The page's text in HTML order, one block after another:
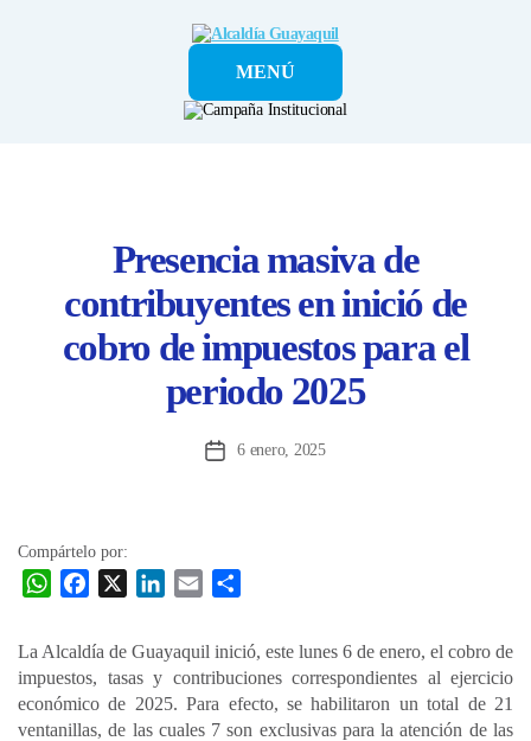
Alcaldía
GuayaquilMENÚ
Presencia masiva de
contribuyentes en inició de
cobro de impuestos para el
periodo 2025
Fecha6 enero, 2025
Compártelo por:
W
s
A
c
b
o
k
e
d
i
l
m
p
a
r
La Alcaldía de Guayaquil inició, este lunes 6 de enero, el cobro de
impuestos, tasas y contribuciones correspondientes al ejercicio
económico de 2025. Para efecto, se habilitaron un total de 21
ventanillas, de las cuales 7 son exclusivas para la atención de las